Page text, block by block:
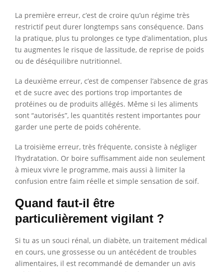
La première erreur, c’est de croire qu’un régime très
restrictif peut durer longtemps sans conséquence. Dans
la pratique, plus tu prolonges ce type d’alimentation, plus
tu augmentes le risque de lassitude, de reprise de poids
ou de déséquilibre nutritionnel.
La deuxième erreur, c’est de compenser l’absence de gras
et de sucre avec des portions trop importantes de
protéines ou de produits allégés. Même si les aliments
sont “autorisés”, les quantités restent importantes pour
garder une perte de poids cohérente.
La troisième erreur, très fréquente, consiste à négliger
l’hydratation. Or boire suffisamment aide non seulement
à mieux vivre le programme, mais aussi à limiter la
confusion entre faim réelle et simple sensation de soif.
Quand faut-il être
particulièrement vigilant ?
Si tu as un souci rénal, un diabète, un traitement médical
en cours, une grossesse ou un antécédent de troubles
alimentaires, il est recommandé de demander un avis